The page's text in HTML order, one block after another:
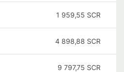
1 959,55 SCR
4 898,88 SCR
9 797,75 SCR